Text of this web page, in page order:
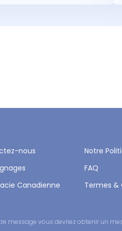
nous
Notre
FAQ
Canadienne Termes &
message vous devriez obtenir un